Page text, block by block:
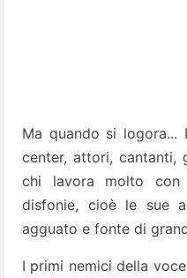
Ma quando si logora...
center, attori, cantanti,
chi lavora molto
disfonie, cioè le sue
agguato e fonte di
I primi nemici della